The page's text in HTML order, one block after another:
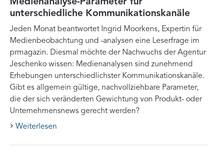
unterschiedliche Kommunikationskanäle
Jeden Monat beantwortet Ingrid Moorkens, Expertin für
Medienbeobachtung und -analysen eine Leserfrage im
prmagazin. Diesmal möchte der Nachwuchs der Agentur
Jeschenko wissen: Medienanalysen sind zunehmend
Erhebungen unterschiedlichster Kommunikationskanäle.
Gibt es allgemein gültige, nachvollziehbare Parameter,
die der sich veränderten Gewichtung von Produkt- oder
Unternehmensnews gerecht werden?
Weiterlesen